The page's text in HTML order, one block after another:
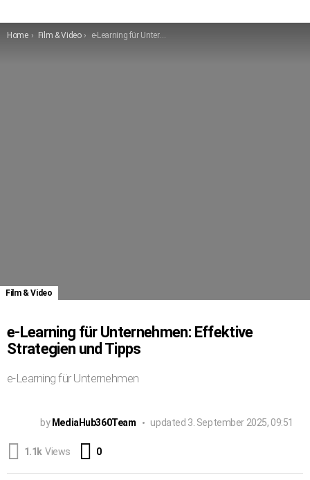
You are here:
Home Film & Video e-Learning für Unternehmen: Effektive Strategien und Tipps
Film & Video
e-Learning für Unternehmen: Effektive
Strategien und Tipps
e-Learning für Unternehmen
by MediaHub360Team updated 3. September 2025, 09:51
1.1k Views 0